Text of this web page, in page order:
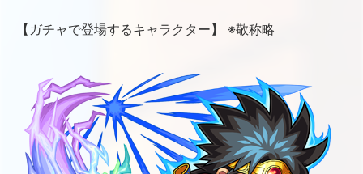
【ガチャで登場するキャラクター】 ※敬称略